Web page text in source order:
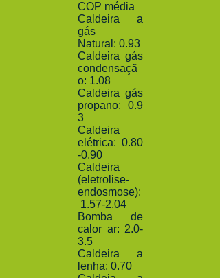
COP média
Caldeira a
gás
Natural: 0.93
Caldeira gás
condensaçã
o: 1.08
Caldeira gás
propano: 0.9
3
Caldeira
elétrica: 0.80
-0.90
Caldeira
(eletrolise-
endosmose):
1.57-2.04
Bomba de
calor ar: 2.0-
3.5
Caldeira a
lenha: 0.70